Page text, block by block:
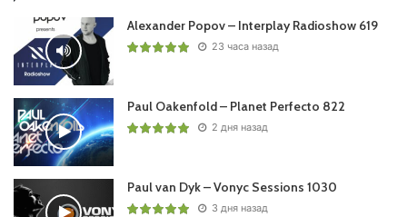
Alexander Popov – Interplay Radioshow 619
23 часа назад
Paul Oakenfold – Planet Perfecto 822
2 дня назад
Paul van Dyk – Vonyc Sessions 1030
3 дня назад